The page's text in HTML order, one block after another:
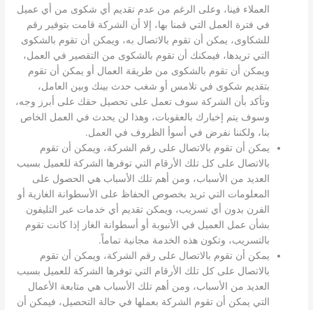
العملاء فينا، وعلى الرغم من عدم تقديم أي شكوى من أي عميل
في فترة العمل التي قمنا بها، إلا أن الشركة قامت بتوفير رقم
للشكاوى، يمكن أن تقوم بالاتصال به، ويمكن أن تقوم بالشكوى
التي تريدها، فيمكنك أن تقوم بالشكوى من التقصير في العمل،
ويمكن أن تقوم بالشكوى من طريقة العمال أو يمكن أن تقوم
بتقديم شكوى في تلامس أو شغب حدث بينك وبين العامل،
وتأكد بأن الشركة سوف تعمل على تحصيل حقك على أبرز وجه،
وسوف يتم إخبارك بالعقوبات، وهذا لن يحدث في العمل الخاص
بنا، ولكننا نفرض في أسوأ الظروف في العمل.
يمكن أن تقوم بالاتصال على رقم الشركة، ويمكن أن تقوم
بالاتصال على كل تلك الأرقام التي توفرها الشركة للعميل بسبب
العديد من الأسباب، ومن أهم تلك الأسباب هي الحصول على
المعلومات التي تريد بخصوص الحفاظ على الأسطوانة الغازية أو
الفرن بدون أي تسريب، ويمكن تقديم أي خدمات عبر التليفون
بشأن عمل العميل في الأنبوبة أو أسطوانة الغاز إذا كانت تقوم
بالتسريب، وتكون هذه الخدمة مجانية تماماً.
يمكن أن تقوم بالاتصال على رقم الشركة، ويمكن أن تقوم
بالاتصال على كل تلك الأرقام التي توفرها الشركة للعميل بسبب
العديد من الأسباب، ومن أهم تلك الأسباب هي متابعة الأعمال
التي يمكن أن تقوم الشركة بعملها في حالة التحصيل، فيمكن أن